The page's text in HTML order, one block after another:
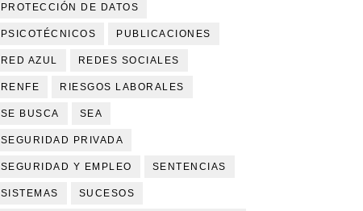
PROTECCIÓN DE DATOS
PSICOTÉCNICOS PUBLICACIONES
RED AZUL REDES SOCIALES
RENFE RIESGOS LABORALES
SE BUSCA SEA
SEGURIDAD PRIVADA
SEGURIDAD Y EMPLEO SENTENCIAS
SISTEMAS SUCESOS